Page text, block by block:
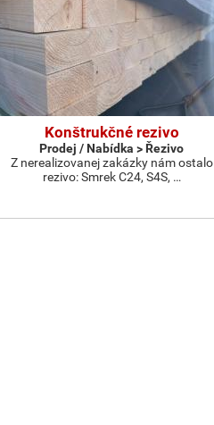
Konštrukčné rezivo
Prodej / Nabídka > Řezivo
Z nerealizovanej zakázky nám ostalo
rezivo: Smrek C24, S4S, …